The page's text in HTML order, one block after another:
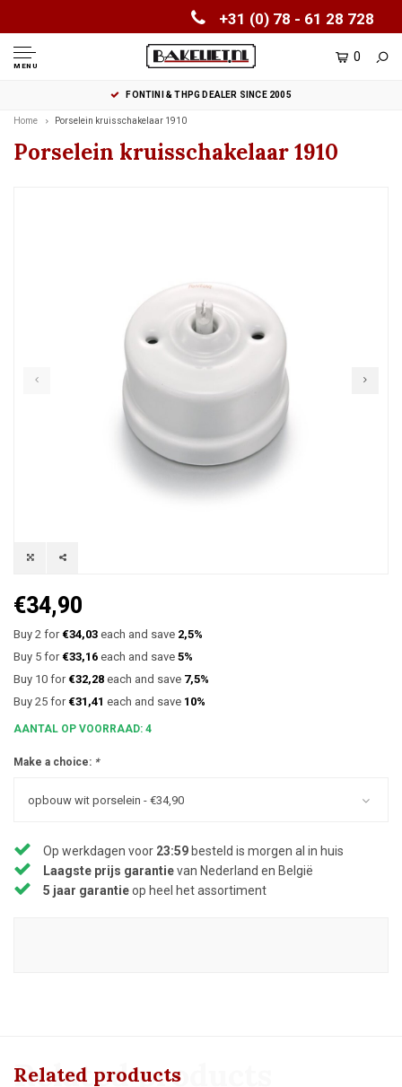
+31 (0) 78 - 61 28 728
MENU
0
FONTINI & THPG DEALER SINCE 2005
Home Porselein kruisschakelaar 1910
Porselein kruisschakelaar 1910
€34,90
Buy 2 for €34,03 each and save 2,5%
Buy 5 for €33,16 each and save 5%
Buy 10 for €32,28 each and save 7,5%
Buy 25 for €31,41 each and save 10%
AANTAL OP VOORRAAD: 4
Make a choice: *
opbouw wit porselein - €34,90
Op werkdagen voor 23:59 besteld is morgen al in huis
Laagste prijs garantievan Nederland en België
5 jaar garantieop heel het assortiment
Related products
Related products